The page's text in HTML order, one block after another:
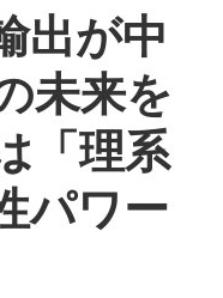
出が中
未来を
「理系
パワー